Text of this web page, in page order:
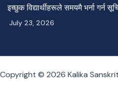
इच्छुक विद्यार्थीहरूले समयमै भर्ना गर्न
July 23, 2026
Copyright © 2026 Kalika